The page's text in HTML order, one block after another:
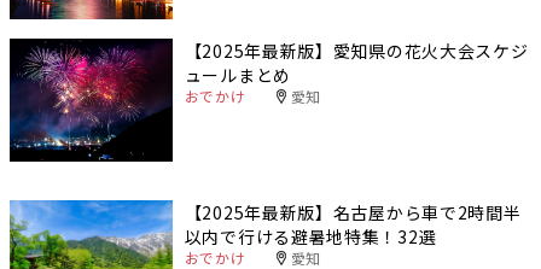
【2025年最新版】愛知県の花火大会スケジ
ュールまとめ
おでかけ 愛知
【2025年最新版】名古屋から車で2時間半
以内で行ける避暑地特集！32選
おでかけ 愛知